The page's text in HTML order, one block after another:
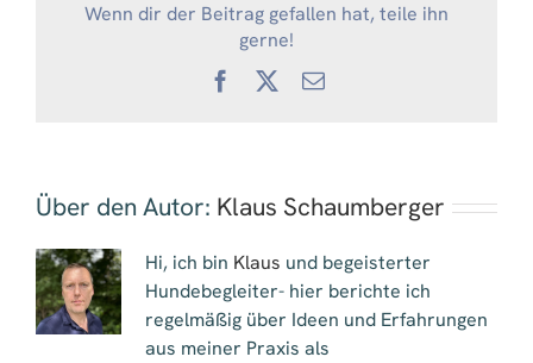
Wenn dir der Beitrag gefallen hat, teile ihn
gerne!
Facebook
X
E-
Über den Autor: Klaus Schaumberger
Hi, ich bin Klaus und begeisterter
Hundebegleiter- hier berichte ich
regelmäßig über Ideen und Erfahrungen
aus meiner Praxis als